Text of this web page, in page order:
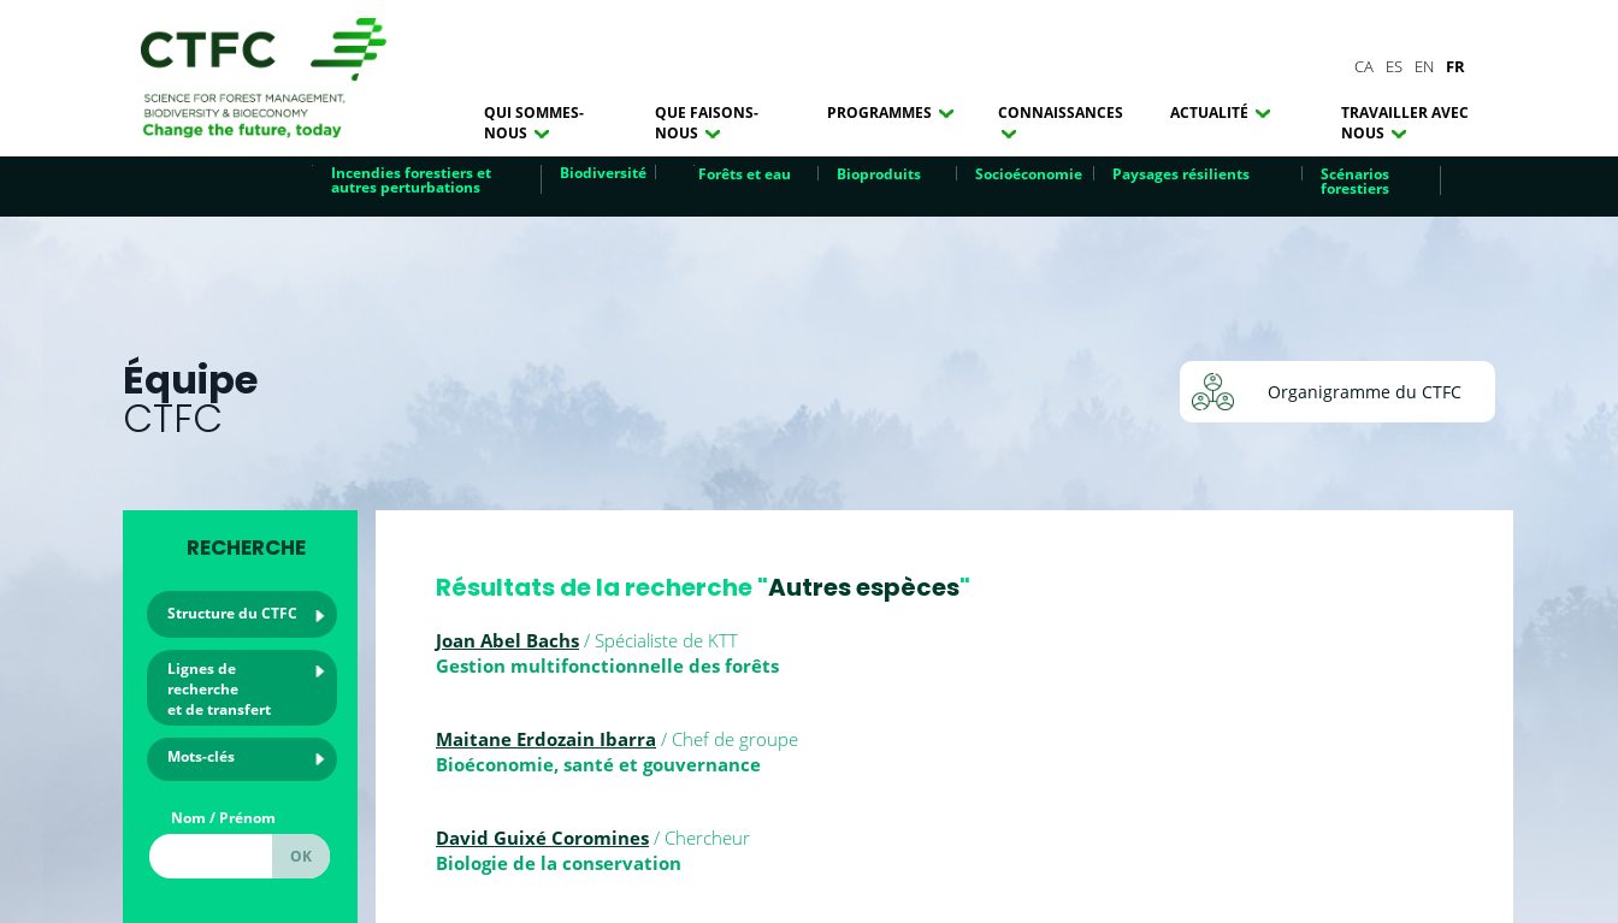
CA ES EN FR
QUI SOMMES-
NOUS
QUE FAISONS-
NOUS
PROGRAMMES CONNAISSANCES ACTUALITÉ
TRAVAILLER AVEC
NOUS
Incendies forestiers et
autres perturbations
Biodiversité Forêts et eau Bioproduits Socioéconomie Paysages résilients Scénarios
forestiers
Équipe
CTFC
Organigramme du CTFC
RECHERCHE
Structure du CTFC
Lignes de
recherche
et de transfert
Mots-clés
Nom / Prénom
Résultats de la recherche "Autres espèces"
Joan Abel Bachs / Spécialiste de KTT
Gestion multifonctionnelle des forêts
Maitane Erdozain Ibarra / Chef de groupe
Bioéconomie, santé et gouvernance
David Guixé Coromines / Chercheur
Biologie de la conservation